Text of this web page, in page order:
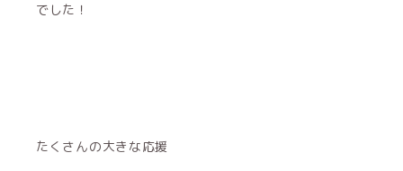
でした！
たくさんの大きな応援